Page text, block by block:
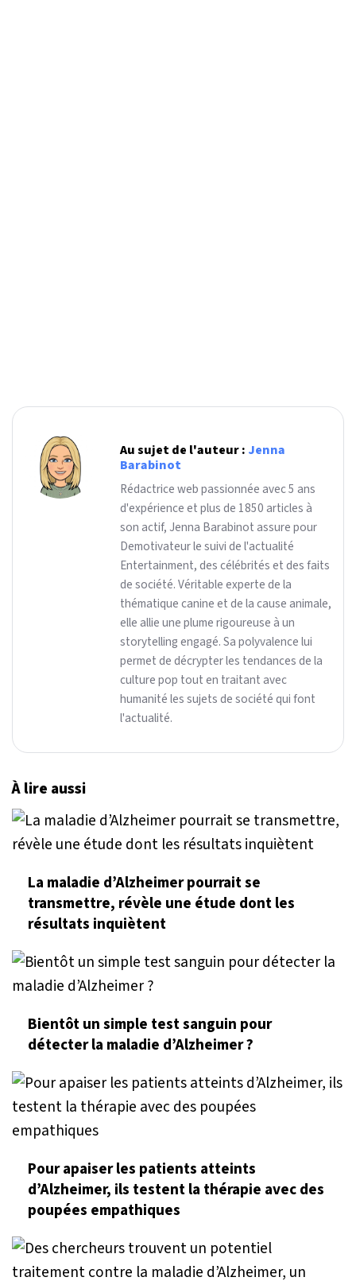
Au sujet de l'auteur : Jenna
Barabinot
Rédactrice web passionnée avec 5 ans
d'expérience et plus de 1850 articles à
son actif, Jenna Barabinot assure pour
Demotivateur le suivi de l'actualité
Entertainment, des célébrités et des faits
de société. Véritable experte de la
thématique canine et de la cause animale,
elle allie une plume rigoureuse à un
storytelling engagé. Sa polyvalence lui
permet de décrypter les tendances de la
culture pop tout en traitant avec
humanité les sujets de société qui font
l'actualité.
À lire aussi
La maladie d’Alzheimer pourrait se
transmettre, révèle une étude dont les
résultats inquiètent
Bientôt un simple test sanguin pour
détecter la maladie d’Alzheimer ?
Pour apaiser les patients atteints
d’Alzheimer, ils testent la thérapie avec des
poupées empathiques